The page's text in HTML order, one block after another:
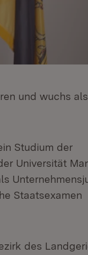
und wuchs
Studium der
Universität
Staatsexamen
des